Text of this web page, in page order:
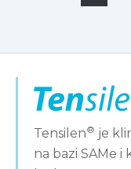
Tensilen® je
na bazi SAMe i